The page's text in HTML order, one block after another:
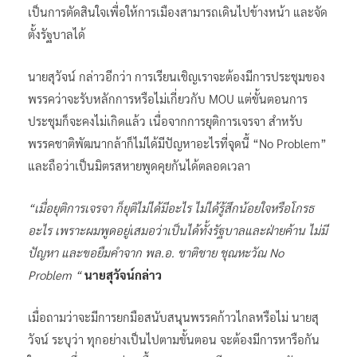
เป็นการตัดสินใจเพื่อให้การเมืองสามารถเดินไปข้างหน้า และจัด
ตั้งรัฐบาลได้
นายสุวัจน์ กล่าวอีกว่า การเรียนเชิญเราจะต้องมีการประชุมของ
พรรคว่าจะรับหลักการหรือไม่เกี่ยวกับ MOU แต่ขั้นตอนการ
ประชุมก็จะคงไม่เกิดแล้ว เนื่อจากการยุติการเจรจา สำหรับ
พรรคชาติพัฒนากล้าก็ไม่ได้มีปัญหาอะไรที่จุดนี้ “No Problem”
และถือว่าเป็นมิตรสหายพูดคุยกันได้ตลอดเวลา
“เมื่อยุติการเจรจา ก็ยุติไม่ได้มีอะไร ไม่ได้รู้สึกน้อยใจหรือโกรธ
อะไร เพราะผมพูดอยู่เสมอว่าเป็นได้ทั้งรัฐบาลและฝ่ายค้าน ไม่มี
ปัญหา และขอยืมคำจาก พล.อ. ชาติชาย ชุณหะวัณ No
Problem “ นายสุวัจน์กล่าว
เมื่อถามว่าจะมีการยกมือสนับสนุนพรรคก้าวไกลหรือไม่ นายสุ
วัจน์ ระบุว่า ทุกอย่างเป็นไปตามขั้นตอน จะต้องมีการหารือกัน